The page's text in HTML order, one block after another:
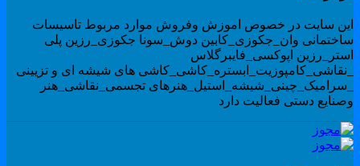
سایت در خصوص اموزش وفروش موارد مربوط تاسیسات
وان_جکوزی_کابین دوش_سونا جکوزی_رزین پلی
اپوکسی_فایبرگلاس
های شیشه ای و تزیینی
تجسمی_نقاشی_هنر
دستی فعالیت دارد